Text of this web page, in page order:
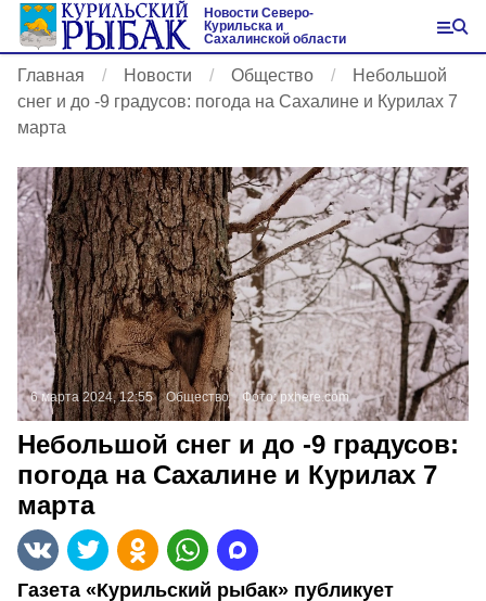
Новости Северо-
Курильска и
Сахалинской области
Главная Новости Общество
Небольшой
снег и до -9 градусов: погода на Сахалине и Курилах 7
марта
6 марта 2024, 12:55 Общество Фото:pxhere.com
Небольшой снег и до -9 градусов:
погода на Сахалине и Курилах 7
марта
Газета «Курильский рыбак» публикует